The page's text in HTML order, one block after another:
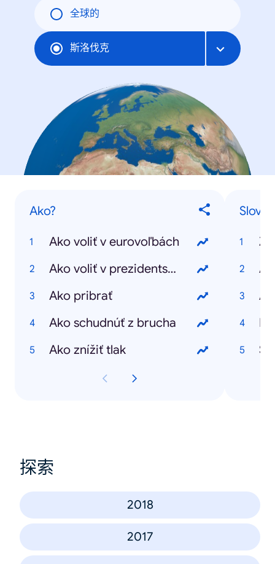
全球的
斯洛伐克
Ako?
Ako voliť v eurovoľbách
Ako voliť v prezidentských voľbách
Ako pribrať
Ako schudnúť z brucha
Ako znížiť tlak
探索
2018
2017